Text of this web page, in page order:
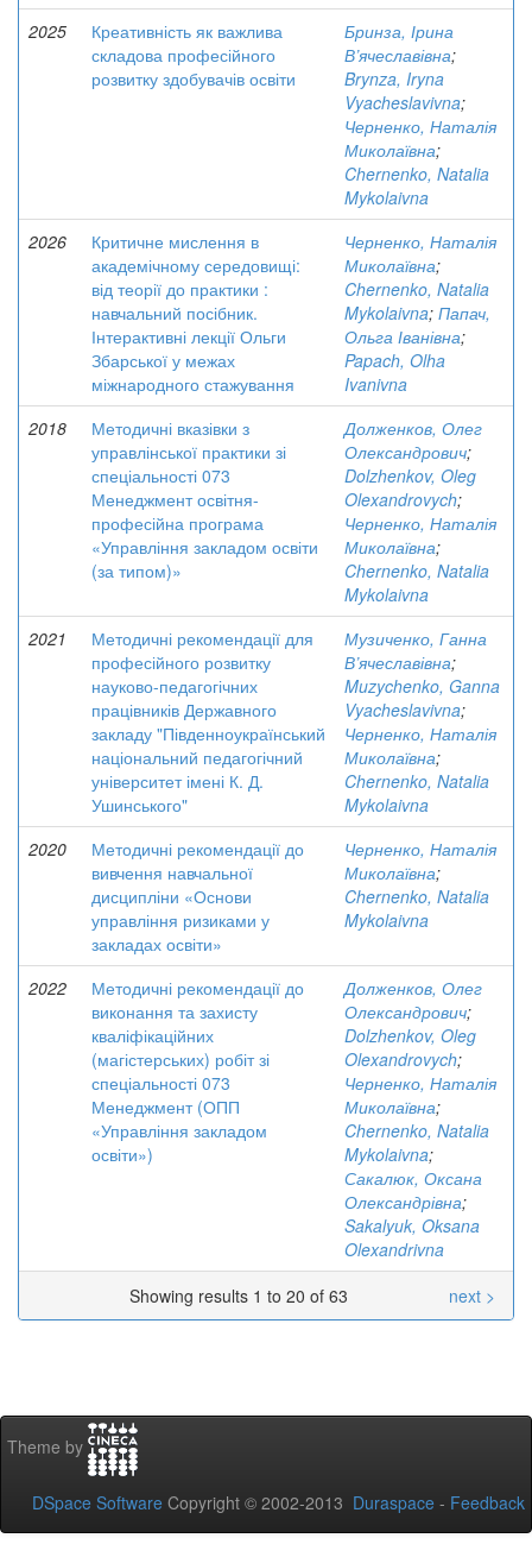
2025
Креативність як важлива
складова професійного
розвитку здобувачів освіти
Бринза, Ірина
В’ячеславівна;
Brynza, Iryna
Vyacheslavivna;
Черненко, Наталія
Миколаївна;
Chernenko, Natalia
Mykolaivna
2026
Критичне мислення в
академічному середовищі:
від теорії до практики :
навчальний посібник.
Інтерактивні лекції Ольги
Збарської у межах
міжнародного стажування
Черненко, Наталія
Миколаївна;
Chernenko, Natalia
Mykolaivna; Папач,
Ольга Іванівна;
Papach, Olha
Ivanivna
2018
Методичні вказівки з
управлінської практики зі
спеціальності 073
Менеджмент освітня-
професійна програма
«Управління закладом освіти
(за типом)»
Долженков, Олег
Олександрович;
Dolzhenkov, Oleg
Olexandrovych;
Черненко, Наталія
Миколаївна;
Chernenko, Natalia
Mykolaivna
2021
Методичні рекомендації для
професійного розвитку
науково-педагогічних
працівників Державного
закладу "Південноукраїнський
національний педагогічний
університет імені К. Д.
Ушинського"
Музиченко, Ганна
В’ячеславівна;
Muzychenko, Ganna
Vyacheslavivna;
Черненко, Наталія
Миколаївна;
Chernenko, Natalia
Mykolaivna
2020
Методичні рекомендації до
вивчення навчальної
дисципліни «Основи
управління ризиками у
закладах освіти»
Черненко, Наталія
Миколаївна;
Chernenko, Natalia
Mykolaivna
2022
Методичні рекомендації до
виконання та захисту
кваліфікаційних
(магістерських) робіт зі
спеціальності 073
Менеджмент (ОПП
«Управління закладом
освіти»)
Долженков, Олег
Олександрович;
Dolzhenkov, Oleg
Olexandrovych;
Черненко, Наталія
Миколаївна;
Chernenko, Natalia
Mykolaivna;
Сакалюк, Оксана
Олександрівна;
Sakalyuk, Oksana
Olexandrivna
Showing results 1 to 20 of 63
next >
Theme by
DSpace Software Copyright © 2002-2013 Duraspace - Feedback